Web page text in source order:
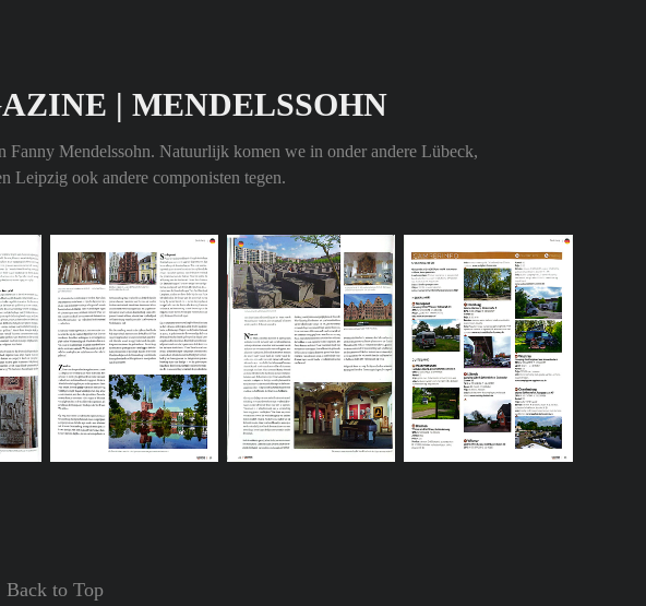
| MENDELSSOHN
Fanny Mendelssohn. Natuurlijk komen we in onder andere Lübeck,
Leipzig ook andere componisten tegen.
Back to Top